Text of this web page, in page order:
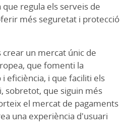
regula els serveis de
més seguretat i protecció
crear un mercat únic de
que fomenti la
eficiència, i que faciliti els
sobretot, que siguin més
el mercat de pagaments
una experiència d'usuari